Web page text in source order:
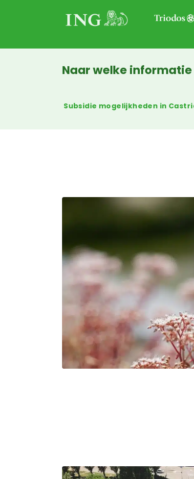
Naar welke informatie
Subsidie mogelijkheden in